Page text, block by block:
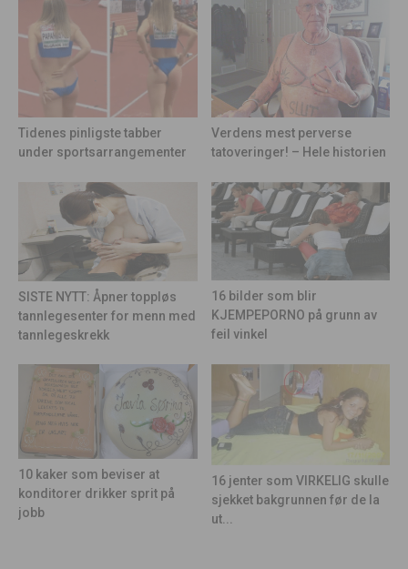
Tidenes pinligste tabber
under sportsarrangementer
Verdens mest perverse
tatoveringer! – Hele historien
SISTE NYTT: Åpner toppløs
tannlegesenter for menn med
tannlegeskrekk
16 bilder som blir
KJEMPEPORNO på grunn av
feil vinkel
10 kaker som beviser at
konditorer drikker sprit på
jobb
16 jenter som VIRKELIG skulle
sjekket bakgrunnen før de la
ut...